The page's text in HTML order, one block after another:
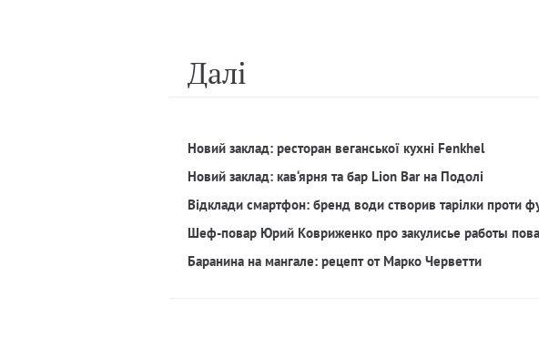
Далi
Новий заклад: ресторан веганської кухні Fenkhel
Новий заклад: кав‘ярня та бар Lion Bar на Подолі
Відклади смартфон: бренд води створив тарілки проти
Шеф-повар Юрий Ковриженко про закулисье работы
Баранина на мангале: рецепт от Марко Черветти